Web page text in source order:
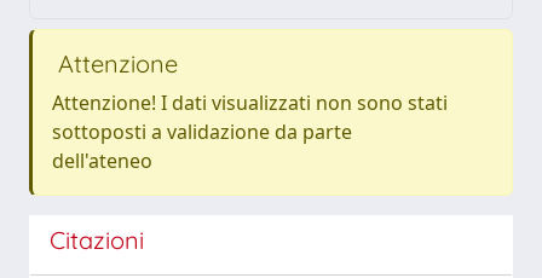
Attenzione
Attenzione! I dati visualizzati non sono stati
sottoposti a validazione da parte
dell'ateneo
Citazioni